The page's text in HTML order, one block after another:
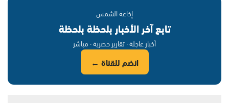
إذاعة الشمس
تابع آخر الأخبار بلحظة بلحظة
أخبار عاجلة · تقارير حصرية · مباشر
انضم للقناة ←